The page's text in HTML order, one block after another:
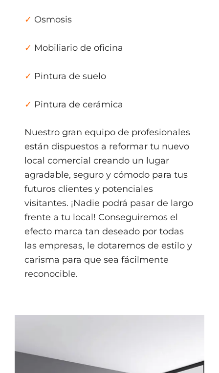
✓ Osmosis
✓ Mobiliario de oficina
✓ Pintura de suelo
✓ Pintura de cerámica
Nuestro gran equipo de profesionales
están dispuestos a reformar tu nuevo
local comercial creando un lugar
agradable, seguro y cómodo para tus
futuros clientes y potenciales
visitantes. ¡Nadie podrá pasar de largo
frente a tu local! Conseguiremos el
efecto marca tan deseado por todas
las empresas, le dotaremos de estilo y
carisma para que sea fácilmente
reconocible.